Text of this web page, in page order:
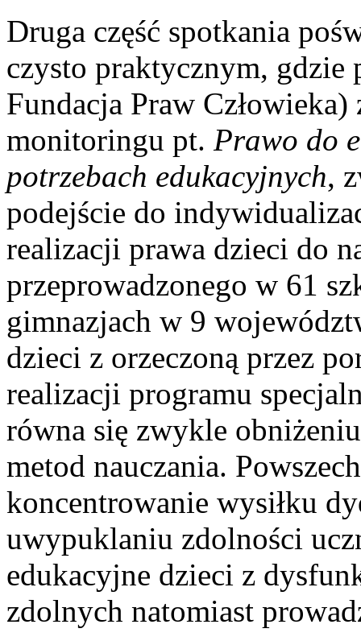
Druga część spotkania
czysto praktycznym, gdzie
Fundacja Praw
monitoringu pt. Prawo do
potrzebach edukacyjnych,
podejście do
realizacji prawa dzieci do
przeprowadzonego w 61
gimnazjach w 9
dzieci z orzeczoną przez
realizacji programu
równa się zwykle
metod nauczania.
koncentrowanie wysiłku
uwypuklaniu zdolności
edukacyjne dzieci z
zdolnych natomiast